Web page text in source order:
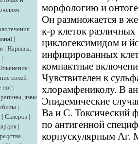
|
| Нарывы,
|
|
солей |
ног |
язвы
|
| Склероз |
|
|
морфологию и
Он размножается в
к-р клеток
циклогексимидом и
инфицированных
компактные
Чувствителен к
хлорамфениколу. В
Эпидемические
Ва и С. Токсический
по антигенной
корпускулярным Аг.